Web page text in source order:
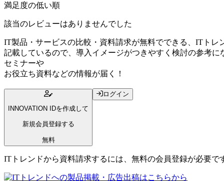
満足度の低い順
該当のレビューはありませんでした
IT製品・サービスの比較・資料請求が無料でできる、ITト
記載しているので、導入イメージがつきやすく検討の参考
セミナーや
お役立ち資料などの情報が届く！
INNOVATION IDを作成して
新規会員登録する
無料
ログイン
ITトレンドから資料請求するには、無料の会員登録が必要で